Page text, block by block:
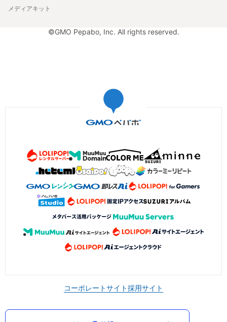
メディアキット
©GMO Pepabo, Inc. All rights reserved.
コーポレートサイト採用サイト